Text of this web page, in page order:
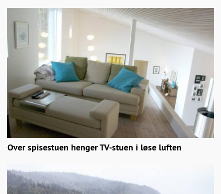
Over spisestuen henger TV-stuen i løse luften